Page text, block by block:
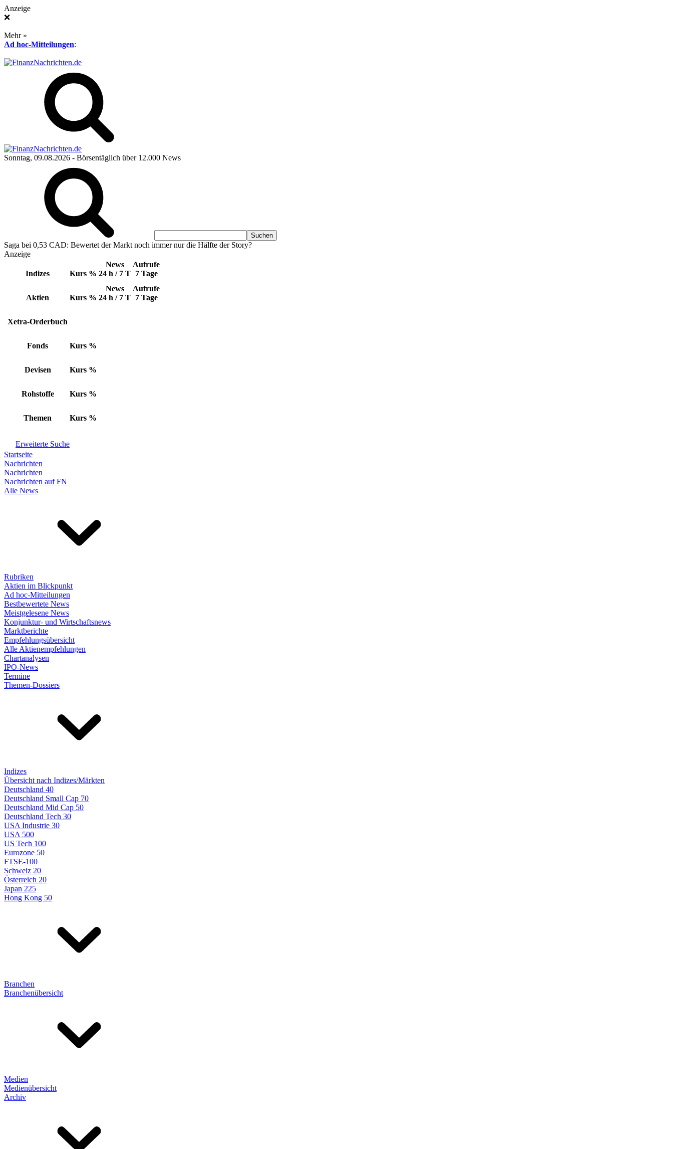
Anzeige
❌
Mehr »
Ad hoc-Mitteilungen:
Sonntag, 09.08.2026 - Börsentäglich über 12.000 News
Saga bei 0,53 CAD: Bewertet der Markt noch immer nur die Hälfte der Story?
Anzeige
Indizes Kurs %
News
24 h / 7 T
Aufrufe
7 Tage
Aktien Kurs %
News
24 h / 7 T
Aufrufe
7 Tage
Xetra-Orderbuch
Fonds Kurs %
Devisen Kurs %
Rohstoffe Kurs %
Themen Kurs %
Erweiterte Suche
Startseite
Nachrichten
Nachrichten
Nachrichten auf FN
Alle News
Rubriken
Aktien im Blickpunkt
Ad hoc-Mitteilungen
Bestbewertete News
Meistgelesene News
Konjunktur- und Wirtschaftsnews
Marktberichte
Empfehlungsübersicht
Alle Aktienempfehlungen
Chartanalysen
IPO-News
Termine
Themen-Dossiers
Indizes
Übersicht nach Indizes/Märkten
Deutschland 40
Deutschland Small Cap 70
Deutschland Mid Cap 50
Deutschland Tech 30
USA Industrie 30
USA 500
US Tech 100
Eurozone 50
FTSE-100
Schweiz 20
Österreich 20
Japan 225
Hong Kong 50
Branchen
Branchenübersicht
Medien
Medienübersicht
Archiv